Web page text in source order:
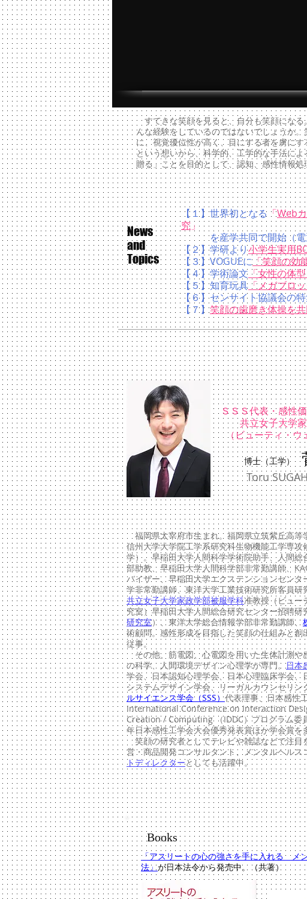
すてきな笑顔を見ると、自分も笑顔になる
んな経験をしているのではないでしょうか
に、視覚優位性が高く、目にする者を虜に
という想いから、科学的、工学的な手法に
贈る」ことを目的として、認知、感性情報
​News
and
Topics
【１】世界初となる 「Web
究 」
を産学共同で開始（
​【２】学研より小学生実用
【３】VOGUEに 「笑顔の効
【４】学術論文 「女性の体
【５】知育玩具 「メガブロ
【６】センサイト協議会の
​【７】笑顔の歯磨き体操を
ＳＳＳ代表・感性
共立女子大学
（ビューティ・ウ
博士（工学）
Toru
福岡県太宰府市生まれ。福岡県立筑紫丘高等
信州大学大学院工学系研究科生物機能工学専攻
学）。早稲田大学人間科学学術院助手、人間総
部助教、早稲田大学人間科学部非常勤講師、
バイザー、早稲田大学エクステンションセンタ
学非常勤講師、東洋大学工業技術研究所客員研
共立女子大学家政学部被服学科准教授（ビュー
究室）早稲田大学人間総合研究センター招聘研
研究室）、東洋大学総合情報学部非常勤講師、
術顧問。感性形成を目指した笑顔の仕組みと創
従事。
その他、筋電図、心電図を用いた生体計測や
の科学、人間環境デザイン心理学が専門。日本
学会、日本認知心理学会、日本心理臨床学会、
システムデザイン学会、リーガルカウンセリン
ルサイエンス学会（SSS）代表理事、日本感性
International Conference on Interaction
Creation / Computing （IDDC）プログラム委
年日本感性工学会大会優秀発表賞ほか学会賞を
笑顔の研究者としてテレビや雑誌などで注目
営・商品開発コンサルタント、メンタルヘルス
トディレクターとしても活躍中。
Books
「アスリートの心の強さを手に入れる メ
法」が日本法令から発売中。（共著）